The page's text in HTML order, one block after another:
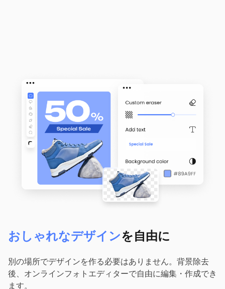
おしゃれなデザインを自由に
別の場所でデザインを作る必要はありません。背景除去
後、オンラインフォトエディターで自由に編集・作成でき
ます。